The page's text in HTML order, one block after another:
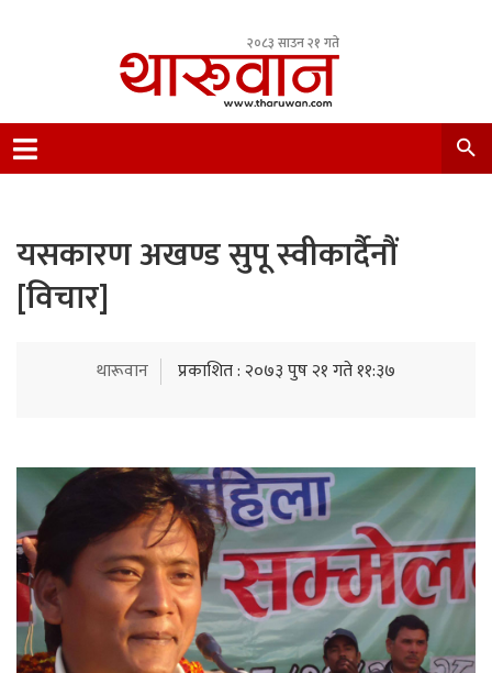
२०८३ साउन २१ गते
Nepal.
यसकारण अखण्ड सुपू स्वीकार्दैनौं
[विचार]
थारूवान प्रकाशित : २०७३ पुष २१ गते ११:३७